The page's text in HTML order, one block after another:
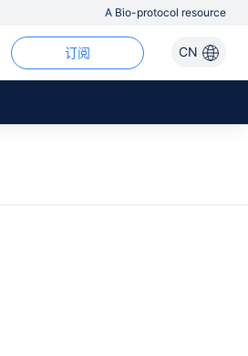
A Bio-protocol resource
CN
订阅